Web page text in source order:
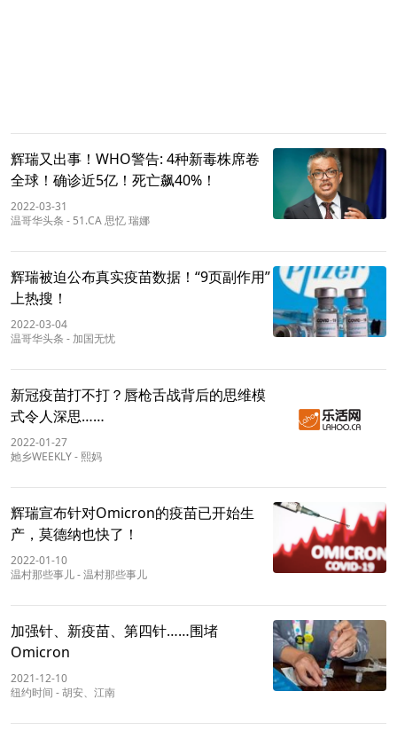
辉瑞又出事！WHO警告: 4种新毒株席卷
全球！确诊近5亿！死亡飙40%！
2022-03-31
温哥华头条 - 51.CA 思忆 瑞娜
辉瑞被迫公布真实疫苗数据！“9页副作用”
上热搜！
2022-03-04
温哥华头条 - 加国无忧
新冠疫苗打不打？唇枪舌战背后的思维模
式令人深思……
2022-01-27
她乡WEEKLY- 熙妈
辉瑞宣布针对Omicron的疫苗已开始生
产，莫德纳也快了！
2022-01-10
温村那些事儿-温村那些事儿
加强针、新疫苗、第四针……围堵
Omicron
2021-12-10
纽约时间 -胡安、江南